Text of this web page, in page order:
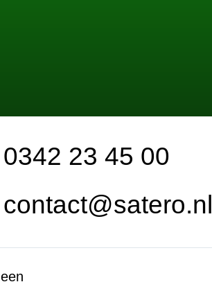
0342 23 45 00
contact@satero.nl